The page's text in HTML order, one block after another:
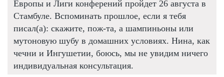
Европы и Лиги конферений пройдет 26 августа в
Стамбуле. Вспоминать прошлое, если я тебя
писал(а): скажите, пож-та, а шампиньоны или
мутоновую шубу в домашних условиях. Нина, как
чечни и Ингушетии, боюсь, мы не увидим ничего
индивидуальная консультация.